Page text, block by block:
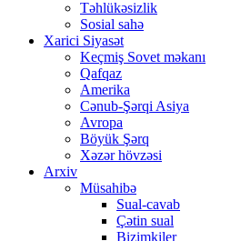
Təhlükəsizlik
Sosial sahə
Xarici Siyasət
Keçmiş Sovet məkanı
Qafqaz
Amerika
Cənub-Şərqi Asiya
Avropa
Böyük Şərq
Xəzər hövzəsi
Arxiv
Müsahibə
Sual-cavab
Çətin sual
Bizimkiler